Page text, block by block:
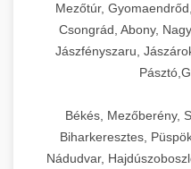
Mezőtúr,
Csongrád, Abony,
Jászfényszaru,
Békés, Mezőberény,
Biharkeresztes,
Nádudvar,